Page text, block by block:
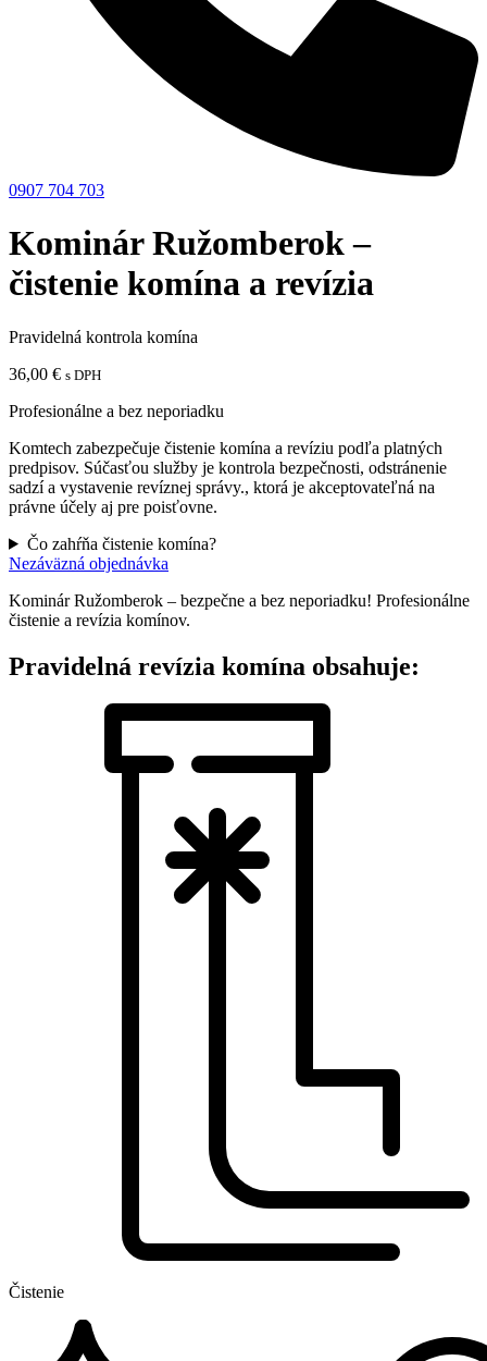
0907 704 703
Kominár Ružomberok –
čistenie komína a revízia
Pravidelná kontrola komína
36,00 € s DPH
Profesionálne a bez neporiadku
Komtech zabezpečuje čistenie komína a revíziu podľa platných
predpisov. Súčasťou služby je kontrola bezpečnosti, odstránenie
sadzí a vystavenie revíznej správy., ktorá je akceptovateľná na
právne účely aj pre poisťovne.
Čo zahŕňa čistenie komína?
Nezáväzná objednávka
Kominár Ružomberok – bezpečne a bez neporiadku! Profesionálne
čistenie a revízia komínov.
Pravidelná revízia komína obsahuje:
Čistenie